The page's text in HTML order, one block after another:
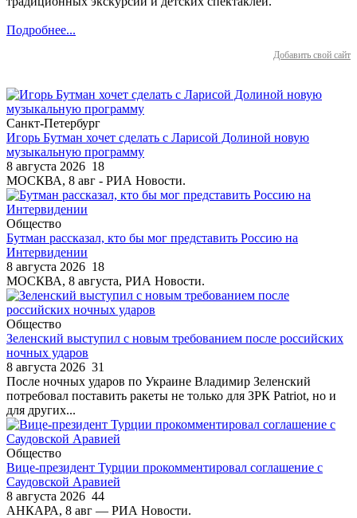
Подробнее...
Добавить свой сайт
Санкт-Петербург
Игорь Бутман хочет сделать с Ларисой Долиной новую
музыкальную программу
8 августа 2026 18
МОСКВА, 8 авг - РИА Новости.
Общество
Бутман рассказал, кто бы мог представить Россию на
Интервидении
8 августа 2026 18
МОСКВА, 8 августа, РИА Новости.
Общество
Зеленский выступил с новым требованием после российских
ночных ударов
8 августа 2026 31
После ночных ударов по Украине Владимир Зеленский
потребовал поставить ракеты не только для ЗРК Patriot, но и
для других...
Общество
Вице-президент Турции прокомментировал соглашение с
Саудовской Аравией
8 августа 2026 44
АНКАРА, 8 авг — РИА Новости.